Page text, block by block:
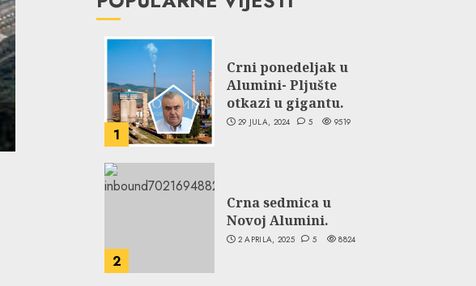
1
Crni ponedeljak u
Alumini- Pljušte
otkazi u gigantu.
29 JULA, 2024 5 9519
2
Crna sedmica u
Novoj Alumini.
2 APRILA, 2025 5 8824